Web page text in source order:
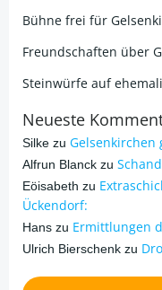
Bühne frei für
Freundschaften über
Steinwürfe auf
Neueste
Silke zu Gelsenkirchen
Alfrun Blanck zu
Eöisabeth zu
Ückendorf:
Hans zu Ermittlungen
Ulrich Bierschenk zu